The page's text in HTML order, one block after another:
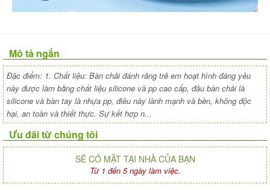
Mô tả ngắn
Đặc điểm: 1. Chất liệu: Bàn chải đánh răng trẻ em hoạt hình đáng yêu
này được làm bằng chất liệu silicone và pp cao cấp, đầu bàn chải là
silicone và bàn tay là nhựa pp, điều này lành mạnh và bền, không độc
hại, an toàn và thiết thực. Sự kết hợp n...
Ưu đãi từ chúng tôi
SẼ CÓ MẶT TẠI NHÀ CỦA BẠN
Từ 1 đến 5 ngày làm việc.